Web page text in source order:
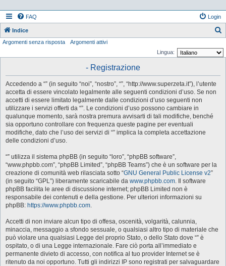
FAQ Login
Indice
Argomenti senza risposta
Argomenti attivi
Lingua:
- Registrazione
Accedendo a “” (in seguito “noi”, “nostro”, “”, “http://www.superzeta.it”), l’utente
accetta di essere vincolato legalmente alle seguenti condizioni d’uso. Se non
accetti di essere limitato legalmente dalle condizioni d’uso seguenti non
utilizzare i servizi offerti da “”. Le condizioni d’uso possono cambiare in
qualunque momento, sarà nostra premura avvisarti di tali modifiche, benché
sia opportuno controllare con frequenza queste pagine per eventuali
modifiche, dato che l’uso dei servizi di “” implica la completa accettazione
delle condizioni d’uso.
“” utilizza il sistema phpBB (in seguito “loro”, “phpBB software”,
“www.phpbb.com”, “phpBB Limited”, “phpBB Teams”) che è un software per la
creazione di comunità web rilasciata sotto “GNU General Public License v2”
(in seguito “GPL”) liberamente scaricabile da www.phpbb.com. Il software
phpBB facilita le aree di discussione internet; phpBB Limited non è
responsabile dei contenuti e della gestione. Per ulteriori informazioni su
phpBB: https://www.phpbb.com.
Accetti di non inviare alcun tipo di offesa, oscenità, volgarità, calunnia,
minaccia, messaggio a sfondo sessuale, o qualsiasi altro tipo di materiale che
può violare una qualsiasi Legge del proprio Stato, o dello Stato dove “” è
ospitato, o di una Legge internazionale. Fare ciò porta all’immediato e
permanente divieto di accesso, con notifica al tuo provider Internet se è
ritenuto da noi opportuno. Tutti gli indirizzi IP sono registrati per salvaguardare